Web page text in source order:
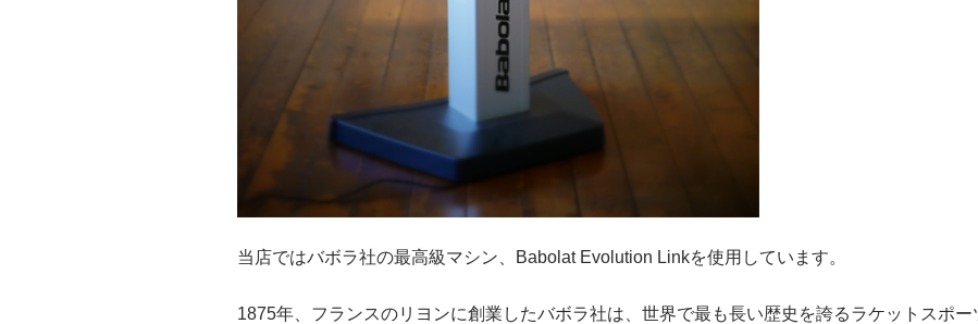
当店ではバボラ社の最高級マシン、Babolat Evolution Linkを使用しています。
1875年、フランスのリヨンに創業したバボラ社は、世界で最も長い歴史を誇るラケットスポ